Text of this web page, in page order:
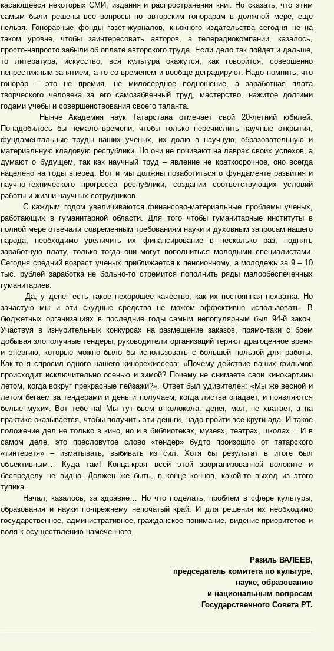
касающееся некоторых СМИ, издания и распространения книг. Но сказать, что этим
самым были решены все вопросы по авторским гонорарам в должной мере, еще
нельзя. Гонорарные фонды газет-журналов, книжного издательства сегодня не на
таком уровне, чтобы заинтересовать авторов, а телерадиокомпании, казалось,
просто-напросто забыли об оплате авторского труда. Если дело так пойдет и дальше,
то литература, искусство, вся культура окажутся, как говорится, совершенно
непрестижным занятием, а то со временем и вообще деградируют. Надо помнить, что
гонорар – это не премия, не милосердное подношение, а заработная плата
творческого человека за его самозабвенный труд, мастерство, нажитое долгими
годами учебы и совершенствования своего таланта.
Нынче Академия наук Татарстана отмечает свой 20-летний юбилей.
Понадобилось бы немало времени, чтобы только перечислить научные открытия,
фундаментальные труды наших ученых, их долю в научную, образовательную и
материальную кладовую республики. Но они не почивают на лаврах своих успехов, а
думают о будущем, так как научный труд – явление не краткосрочное, оно всегда
нацелено на годы вперед. Вот и мы должны позаботиться о фундаменте развития и
научно-технического прогресса республики, создании соответствующих условий
работы и жизни научных сотрудников.
С каждым годом увеличиваются финансово-материальные проблемы ученых,
работающих в гуманитарной области. Для того чтобы гуманитарные институты в
полной мере отвечали современным требованиям науки и духовным запросам нашего
народа, необходимо увеличить их финансирование в несколько раз, поднять
заработную плату, только тогда они могут пополниться молодыми специалистами.
Сегодня средний возраст ученых приближается к пенсионному, а молодежь за 9 – 10
тыс. рублей заработка не больно-то стремится пополнить ряды малообеспеченных
гуманитариев.
Да, у денег есть такое нехорошее качество, как их постоянная нехватка. Но
зачастую мы и эти скудные средства не можем эффективно использовать. В
бюджетных организациях в последние годы самым непопулярным был 94-й закон.
Участвуя в изнурительных конкурсах на размещение заказов, прямо-таки с боем
добывая злополучные тендеры, руководители организаций теряют драгоценное время
и энергию, которые можно было бы использовать с большей пользой для работы.
Как-то я спросил одного нашего кинорежиссера: «Почему действие ваших фильмов
происходит исключительно осенью и зимой? Почему не снимаете свои кинокартины
летом, когда вокруг прекрасные пейзажи?». Ответ был удивителен: «Мы же весной и
летом бегаем за тендерами и деньги получаем, когда листва опадает, и появляются
белые мухи». Вот тебе на! Мы тут бьем в колокола: денег, мол, не хватает, а на
практике оказывается, чтобы получить эти деньги, надо пройти все круги ада. И такое
положение дел не только в кино, но и в библиотеках, музеях, театрах, школах… И в
самом деле, это пресловутое слово «тендер» будто произошло от татарского
«тинтеретя» – изматывать, выбивать из сил. Хотя бы результат в итоге был
объективным… Куда там! Конца-края всей этой заорганизованной волоките и
беспределу не видно. Должен же быть, в конце концов, какой-то выход из этого
тупика.
Начал, казалось, за здравие… Но что поделать, проблем в сфере культуры,
образования и науки по-прежнему непочатый край. И для решения их необходимо
государственное, административное, гражданское понимание, видение приоритетов и
воля к осуществлению намеченного.
Разиль ВАЛЕЕВ,
председатель комитета по культуре,
науке, образованию
и национальным вопросам
Государственного Совета РТ.